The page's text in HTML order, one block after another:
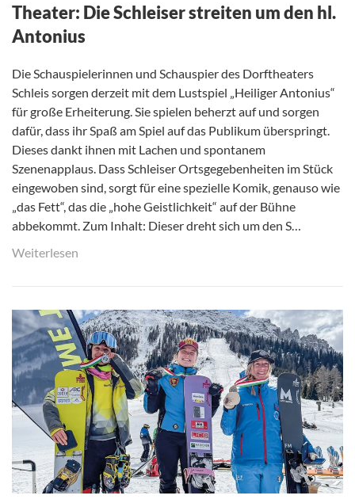
Theater: Die Schleiser streiten um den hl.
Antonius
Die Schauspielerinnen und Schauspier des Dorftheaters
Schleis sorgen derzeit mit dem Lustspiel „Heiliger Antonius“
für große Erheiterung. Sie spielen beherzt auf und sorgen
dafür, dass ihr Spaß am Spiel auf das Publikum überspringt.
Dieses dankt ihnen mit Lachen und spontanem
Szenenapplaus. Dass Schleiser Ortsgegebenheiten im Stück
eingewoben sind, sorgt für eine spezielle Komik, genauso wie
„das Fett“, das die „hohe Geistlichkeit“ auf der Bühne
abbekommt. Zum Inhalt: Dieser dreht sich um den S…
Weiterlesen